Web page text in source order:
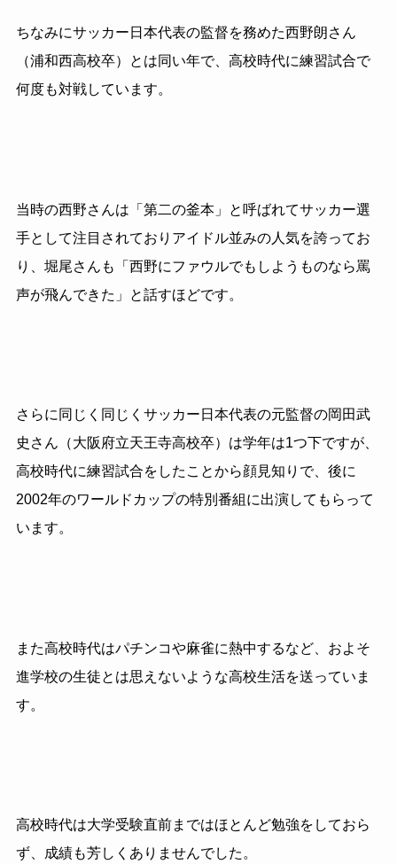
ちなみにサッカー日本代表の監督を務めた西野朗さん
（浦和西高校卒）とは同い年で、高校時代に練習試合で
何度も対戦しています。
当時の西野さんは「第二の釜本」と呼ばれてサッカー選
手として注目されておりアイドル並みの人気を誇ってお
り、堀尾さんも「西野にファウルでもしようものなら罵
声が飛んできた」と話すほどです。
さらに同じく同じくサッカー日本代表の元監督の岡田武
史さん（大阪府立天王寺高校卒）は学年は1つ下ですが、
高校時代に練習試合をしたことから顔見知りで、後に
2002年のワールドカップの特別番組に出演してもらって
います。
また高校時代はパチンコや麻雀に熱中するなど、およそ
進学校の生徒とは思えないような高校生活を送っていま
す。
高校時代は大学受験直前まではほとんど勉強をしておら
ず、成績も芳しくありませんでした。